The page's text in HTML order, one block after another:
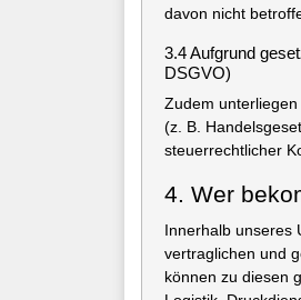
davon nicht
3.4 Aufgrund
DSGVO)
Zudem
(z. B.
steuerrechtlicher
4. Wer
Innerhalb unseres
vertraglichen und
können zu diesen